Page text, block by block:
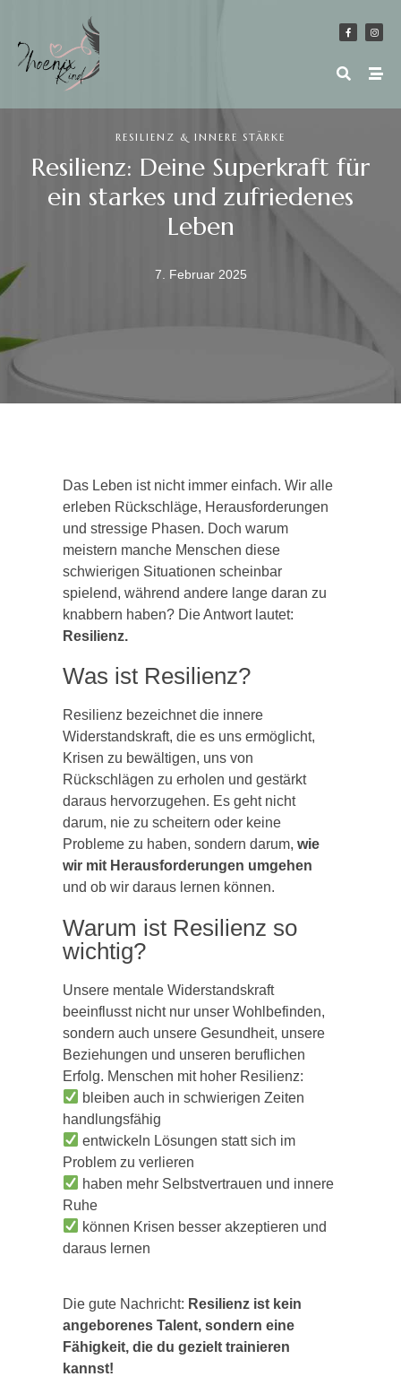
RESILIENZ & INNERE STÄRKE
Resilienz: Deine Superkraft für
ein starkes und zufriedenes
Leben
7. Februar 2025
Das Leben ist nicht immer einfach. Wir alle
erleben Rückschläge, Herausforderungen
und stressige Phasen. Doch warum
meistern manche Menschen diese
schwierigen Situationen scheinbar
spielend, während andere lange daran zu
knabbern haben? Die Antwort lautet:
Resilienz.
Was ist Resilienz?
Resilienz bezeichnet die innere
Widerstandskraft, die es uns ermöglicht,
Krisen zu bewältigen, uns von
Rückschlägen zu erholen und gestärkt
daraus hervorzugehen. Es geht nicht
darum, nie zu scheitern oder keine
Probleme zu haben, sondern darum, wie
wir mit Herausforderungen umgehen
und ob wir daraus lernen können.
Warum ist Resilienz so
wichtig?
Unsere mentale Widerstandskraft
beeinflusst nicht nur unser Wohlbefinden,
sondern auch unsere Gesundheit, unsere
Beziehungen und unseren beruflichen
Erfolg. Menschen mit hoher Resilienz:
bleiben auch in schwierigen Zeiten
handlungsfähig
entwickeln Lösungen statt sich im
Problem zu verlieren
haben mehr Selbstvertrauen und innere
Ruhe
können Krisen besser akzeptieren und
daraus lernen
Die gute Nachricht: Resilienz ist kein
angeborenes Talent, sondern eine
Fähigkeit, die du gezielt trainieren
kannst!